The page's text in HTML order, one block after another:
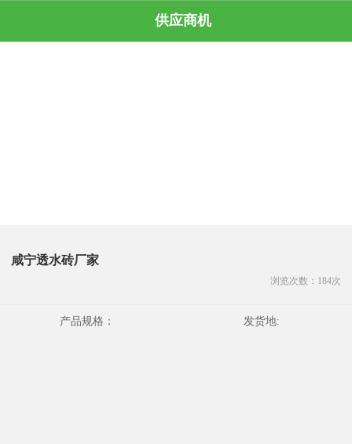
供应商机
咸宁透水砖厂家
浏览次数： 184次
产品规格： 发货地: